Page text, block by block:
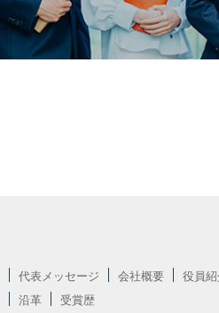
代表メッセージ 会社概要 役員紹
沿革
受賞歴